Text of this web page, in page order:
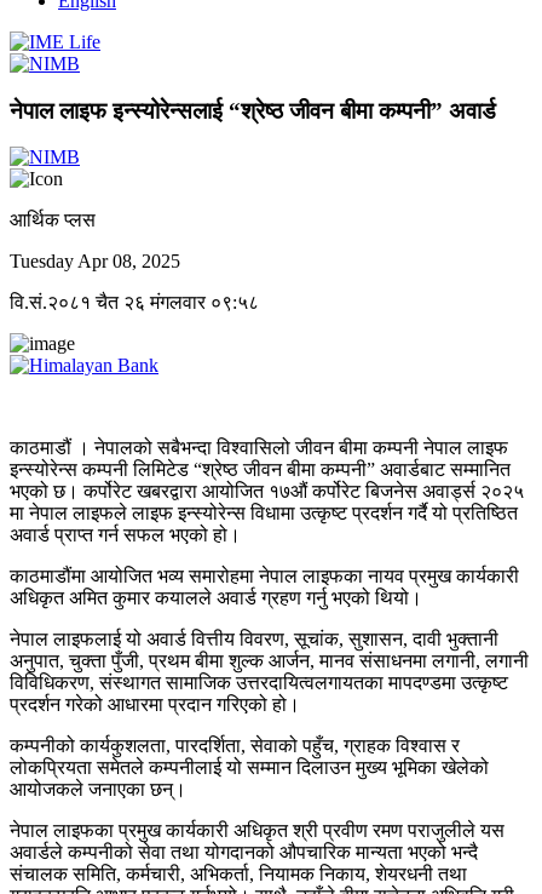
नेपाल लाइफ इन्स्योरेन्सलाई “श्रेष्ठ जीवन बीमा कम्पनी” अवार्ड
आर्थिक प्लस
Tuesday Apr 08, 2025
वि.सं.२०८१ चैत २६ मंगलवार ०९:५८
काठमाडौं । नेपालको सबैभन्दा विश्वासिलो जीवन बीमा कम्पनी नेपाल लाइफ
इन्स्योरेन्स कम्पनी लिमिटेड “श्रेष्ठ जीवन बीमा कम्पनी” अवार्डबाट सम्मानित
भएको छ। कर्पोरेट खबरद्वारा आयोजित १७औं कर्पोरेट बिजनेस अवार्ड्स २०२५
मा नेपाल लाइफले लाइफ इन्स्योरेन्स विधामा उत्कृष्ट प्रदर्शन गर्दै यो प्रतिष्ठित
अवार्ड प्राप्त गर्न सफल भएको हो।
काठमाडौंमा आयोजित भव्य समारोहमा नेपाल लाइफका नायव प्रमुख कार्यकारी
अधिकृत अमित कुमार कयालले अवार्ड ग्रहण गर्नु भएको थियो।
नेपाल लाइफलाई यो अवार्ड वित्तीय विवरण, सूचांक, सुशासन, दावी भुक्तानी
अनुपात, चुक्ता पुँजी, प्रथम बीमा शुल्क आर्जन, मानव संसाधनमा लगानी, लगानी
विविधिकरण, संस्थागत सामाजिक उत्तरदायित्वलगायतका मापदण्डमा उत्कृष्ट
प्रदर्शन गरेको आधारमा प्रदान गरिएको हो।
कम्पनीको कार्यकुशलता, पारदर्शिता, सेवाको पहुँच, ग्राहक विश्वास र
लोकप्रियता समेतले कम्पनीलाई यो सम्मान दिलाउन मुख्य भूमिका खेलेको
आयोजकले जनाएका छन्।
नेपाल लाइफका प्रमुख कार्यकारी अधिकृत श्री प्रवीण रमण पराजुलीले यस
अवार्डले कम्पनीको सेवा तथा योगदानको औपचारिक मान्यता भएको भन्दै
संचालक समिति, कर्मचारी, अभिकर्ता, नियामक निकाय, शेयरधनी तथा